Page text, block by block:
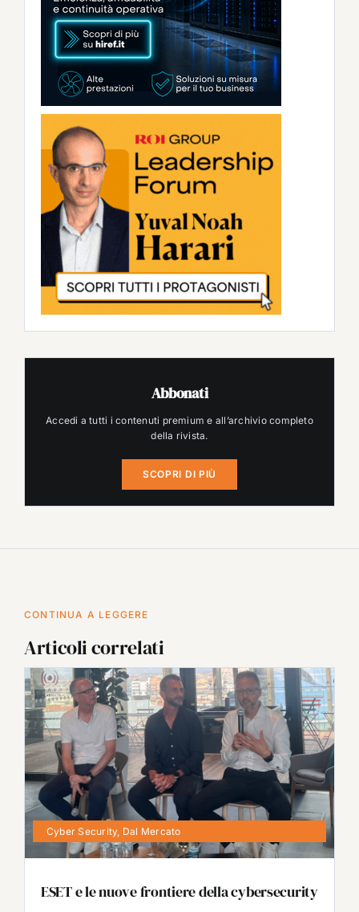
Abbonati
Accedi a tutti i contenuti premium e all’archivio completo
della rivista.
SCOPRI DI PIÙ
CONTINUA A LEGGERE
Articoli correlati
Cyber Security, Dal Mercato
ESET e le nuove frontiere della cybersecurity